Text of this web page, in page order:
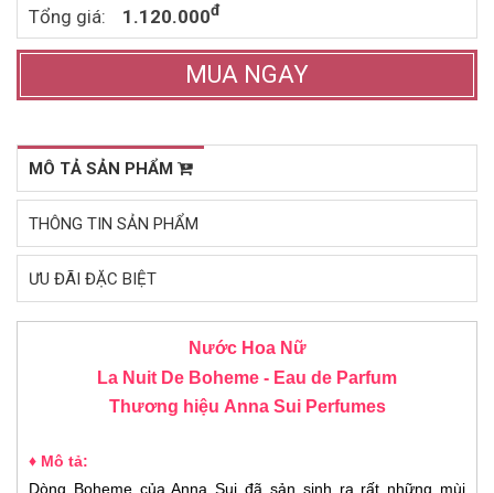
Tổng giá: 1.120.000đ
MUA NGAY
MÔ TẢ SẢN PHẨM
THÔNG TIN SẢN PHẨM
ƯU ĐÃI ĐẶC BIỆT
Nước Hoa Nữ
La Nuit De Boheme - Eau de Parfum
Thương hiệu Anna SuiPerfumes
♦ Mô tả:
Dòng Boheme của Anna Sui đã sản sinh ra rất những mùi